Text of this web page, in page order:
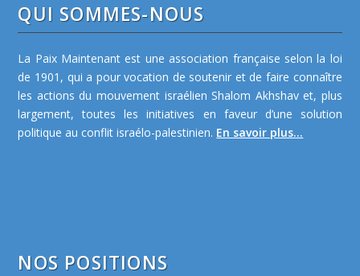
QUI SOMMES-NOUS
La Paix Maintenant est une association française selon la loi
de 1901, qui a pour vocation de soutenir et de faire connaître
les actions du mouvement israélien Shalom Akhshav et, plus
largement, toutes les initiatives en faveur d’une solution
politique au conflit israélo-palestinien. En savoir plus...
NOS POSITIONS